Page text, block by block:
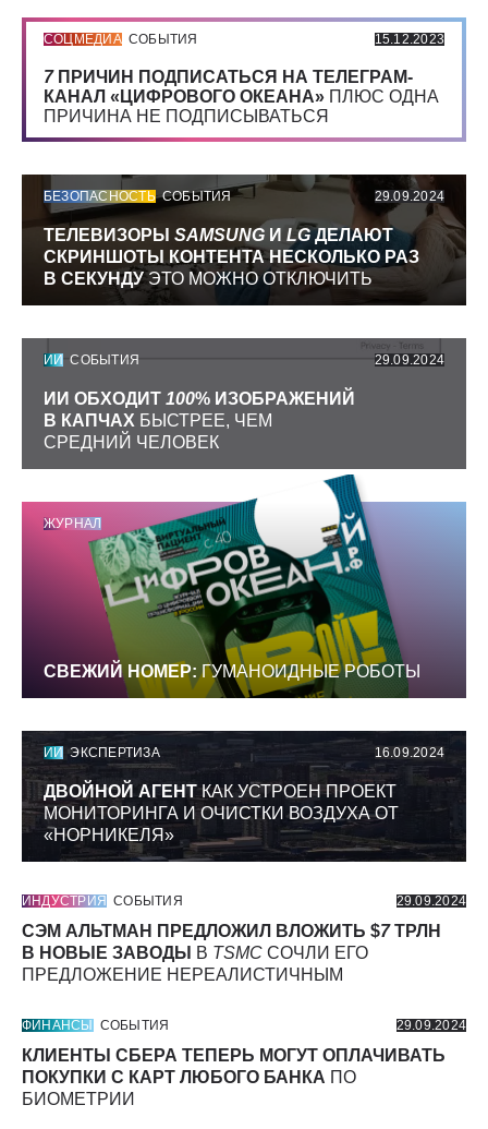
СОЦМЕДИА СОБЫТИЯ 15.12.2023
7 ПРИЧИН ПОДПИСАТЬСЯ НА ТЕЛЕГРАМ-
КАНАЛ «ЦИФРОВОГО ОКЕАНА» ПЛЮС ОДНА
ПРИЧИНА НЕ ПОДПИСЫВАТЬСЯ
БЕЗОПАСНОСТЬ СОБЫТИЯ 29.09.2024
ТЕЛЕВИЗОРЫ SAMSUNG И LGДЕЛАЮТ
СКРИНШОТЫ КОНТЕНТА НЕСКОЛЬКО РАЗ
В СЕКУНДУЭТО МОЖНО ОТКЛЮЧИТЬ
ИИ СОБЫТИЯ 29.09.2024
ИИ ОБХОДИТ 100% ИЗОБРАЖЕНИЙ
В КАПЧАХ БЫСТРЕЕ, ЧЕМ
СРЕДНИЙ ЧЕЛОВЕК
ЖУРНАЛ
СВЕЖИЙ НОМЕР: ГУМАНОИДНЫЕ РОБОТЫ
ИИ ЭКСПЕРТИЗА 16.09.2024
ДВОЙНОЙ АГЕНТКАК УСТРОЕН ПРОЕКТ
МОНИТОРИНГА И ОЧИСТКИ ВОЗДУХА ОТ
«НОРНИКЕЛЯ»
ИНДУСТРИЯ СОБЫТИЯ 29.09.2024
СЭМ АЛЬТМАН ПРЕДЛОЖИЛ ВЛОЖИТЬ $7ТРЛН
В НОВЫЕ ЗАВОДЫ
В TSMC СОЧЛИ ЕГО
ПРЕДЛОЖЕНИЕ НЕРЕАЛИСТИЧНЫМ
ФИНАНСЫ СОБЫТИЯ 29.09.2024
КЛИЕНТЫ СБЕРА ТЕПЕРЬ МОГУТ ОПЛАЧИВАТЬ
ПОКУПКИ С КАРТ ЛЮБОГО БАНКА ПО
БИОМЕТРИИ